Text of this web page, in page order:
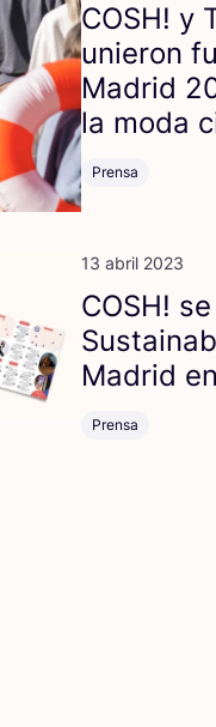
COSH! y
unie­ron
Madrid
la moda
Prensa
13 abril 2023
COSH!
Madrid
Prensa